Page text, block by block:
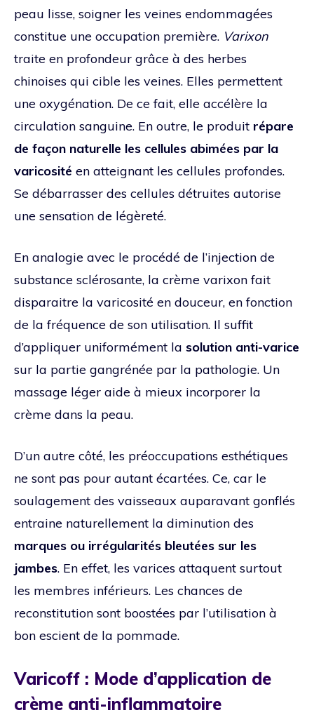
peau lisse, soigner les veines endommagées
constitue une occupation première. Varixon
traite en profondeur grâce à des herbes
chinoises qui cible les veines. Elles permettent
une oxygénation. De ce fait, elle accélère la
circulation sanguine. En outre, le produit répare
de façon naturelle les cellules abimées par la
varicosité en atteignant les cellules profondes.
Se débarrasser des cellules détruites autorise
une sensation de légèreté.
En analogie avec le procédé de l’injection de
substance sclérosante, la crème varixon fait
disparaitre la varicosité en douceur, en fonction
de la fréquence de son utilisation. Il suffit
d’appliquer uniformément la solution anti-varice
sur la partie gangrénée par la pathologie. Un
massage léger aide à mieux incorporer la
crème dans la peau.
D’un autre côté, les préoccupations esthétiques
ne sont pas pour autant écartées. Ce, car le
soulagement des vaisseaux auparavant gonflés
entraine naturellement la diminution des
marques ou irrégularités bleutées sur les
jambes. En effet, les varices attaquent surtout
les membres inférieurs. Les chances de
reconstitution sont boostées par l’utilisation à
bon escient de la pommade.
Varicoff : Mode d’application de
crème anti-inflammatoire